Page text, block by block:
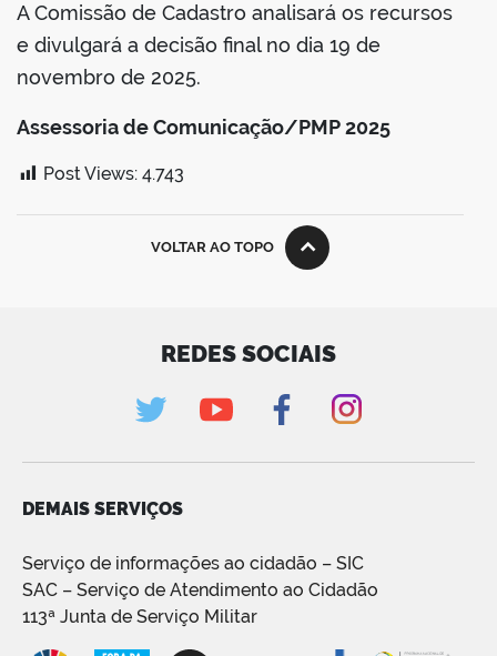
A Comissão de Cadastro analisará os recursos
e divulgará a decisão final no dia 19 de
novembro de 2025.
Assessoria de Comunicação/PMP 2025
Post Views: 4.743
VOLTAR AO TOPO
REDES SOCIAIS
DEMAIS SERVIÇOS
Serviço de informações ao cidadão – SIC
SAC – Serviço de Atendimento ao Cidadão
113ª Junta de Serviço Militar